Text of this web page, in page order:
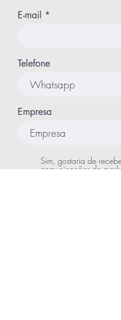
E-mail
Telefone
Empresa
Sim, gostaria de
comunicações de